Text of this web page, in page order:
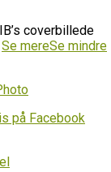
coverbillede
Se mereSe mindre
på Facebook